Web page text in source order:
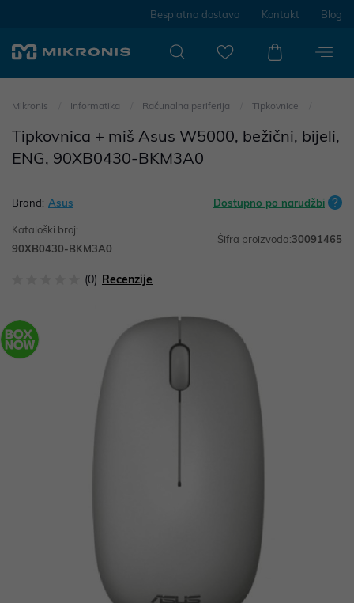
Besplatna dostava Kontakt Blog
Mikronis Informatika Računalna periferija Tipkovnice
Tipkovnica + miš Asus W5000, bežični, bijeli,
ENG, 90XB0430-BKM3A0
Brand: Asus Dostupno po narudžbi
Kataloški broj:
90XB0430-BKM3A0
Šifra proizvoda:30091465
(0) Recenzije